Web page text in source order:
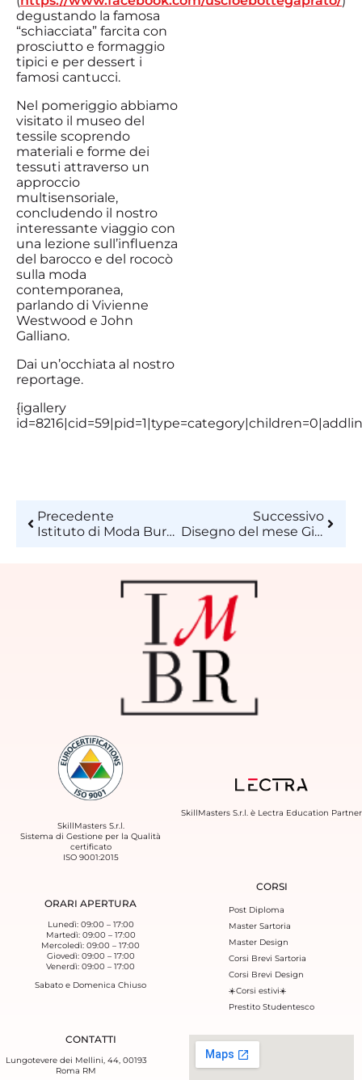
degustando la famosa
“schiacciata” farcita con
prosciutto e formaggio
tipici e per dessert i
famosi cantucci.
Nel pomeriggio abbiamo
visitato il museo del
tessile scoprendo
materiali e forme dei
tessuti attraverso un
approccio
multisensoriale,
concludendo il nostro
interessante viaggio con
una lezione sull’influenza
del barocco e del rococò
sulla moda
contemporanea,
parlando di Vivienne
Westwood e John
Galliano.
Dai un’occhiata al nostro
reportage.
{igallery
Precedente
Istituto di Moda Burgo Open Day Milano e Roma
Successivo
Disegno del mese Giugno 2018
SkillMasters S.r.l.
Sistema di Gestione per la Qualità
certificato
ISO 9001:2015
SkillMasters S.r.l. è Lectra Education Partner
ORARI APERTURA
Lunedì: 09:00 – 17:00
Martedì: 09:00 – 17:00
Mercoledì: 09:00 – 17:00
Giovedì: 09:00 – 17:00
Venerdì: 09:00 – 17:00
Sabato e Domenica Chiuso
CORSI
Post Diploma
Master Sartoria
Master Design
Corsi Brevi Sartoria
Corsi Brevi Design
☀️Corsi estivi☀️
Prestito Studentesco
CONTATTI
Lungotevere dei Mellini, 44, 00193
Roma RM